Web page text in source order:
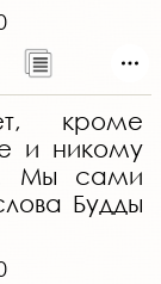
кроме
и никому
Мы сами
Будды